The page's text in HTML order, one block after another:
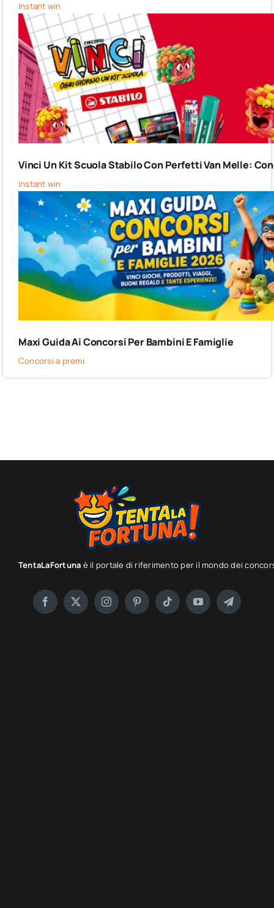
Instant win
Vinci Un Kit Scuola Stabilo Con Perfetti Van Melle:
Instant win
Maxi Guida Ai Concorsi Per Bambini E Famiglie
Concorsi a premi
TentaLaFortuna è il portale di riferimento per il mondo dei